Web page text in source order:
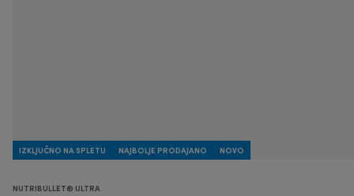
IZKLJUČNO NA SPLETU NAJBOLJE PRODAJANO NOVO
NUTRIBULLET® ULTRA